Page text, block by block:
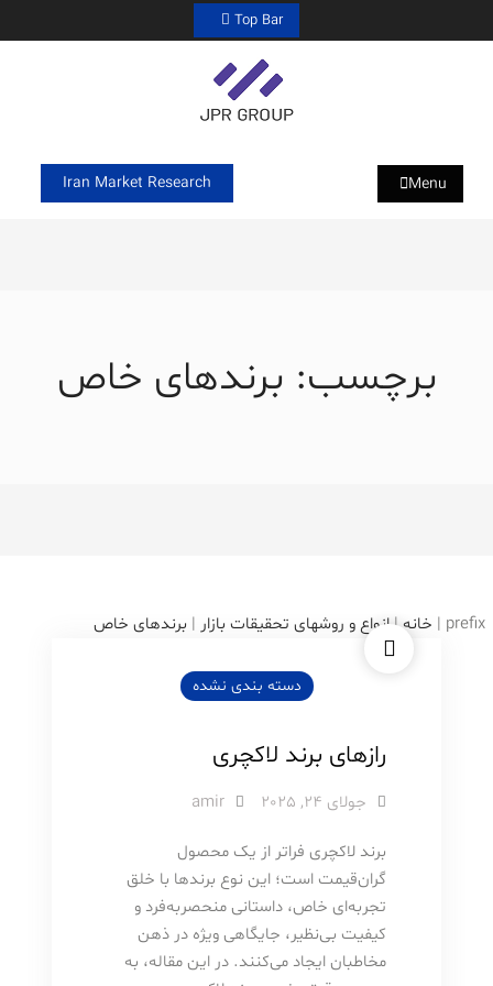
to
Top Bar
Menu
Iran Market Research
برچسب: برندهای خاص
prefix
| خانه | انواع و روشهای تحقیقات بازار | برندهای خاص
دسته بندی نشده
رازهای برند لاکچری
جولای 24, 2025 amir
برند لاکچری فراتر از یک محصول
گران‌قیمت است؛ این نوع برندها با خلق
تجربه‌ای خاص، داستانی منحصربه‌فرد و
کیفیت بی‌نظیر، جایگاهی ویژه در ذهن
مخاطبان ایجاد می‌کنند. در این مقاله، به